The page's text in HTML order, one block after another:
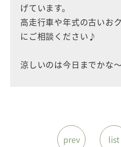
げています。
高走行車や年式の古いお
にご相談ください♪
涼しいのは今日までかな～
prev list